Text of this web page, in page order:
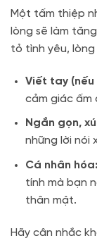
Một tấm thiệp
lòng sẽ làm
tỏ tình yêu,
Viết tay (nếu
cảm giác ấm
Ngắn gọn,
những lời nói
Cá nhân hóa:
tính mà bạn
thân mật.
Hãy cân nhắc